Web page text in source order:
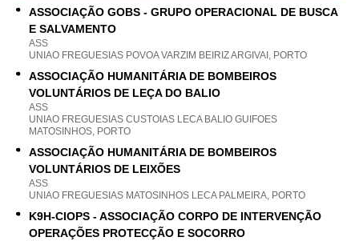
ASSOCIAÇÃO GOBS - GRUPO OPERACIONAL DE BUSCA
E SALVAMENTO
ASS
UNIAO FREGUESIAS POVOA VARZIM BEIRIZ ARGIVAI, PORTO
ASSOCIAÇÃO HUMANITÁRIA DE BOMBEIROS
VOLUNTÁRIOS DE LEÇA DO BALIO
ASS
UNIAO FREGUESIAS CUSTOIAS LECA BALIO GUIFOES
MATOSINHOS, PORTO
ASSOCIAÇÃO HUMANITÁRIA DE BOMBEIROS
VOLUNTÁRIOS DE LEIXÕES
ASS
UNIAO FREGUESIAS MATOSINHOS LECA PALMEIRA, PORTO
K9H-CIOPS - ASSOCIAÇÃO CORPO DE INTERVENÇÃO
OPERAÇÕES PROTECÇÃO E SOCORRO